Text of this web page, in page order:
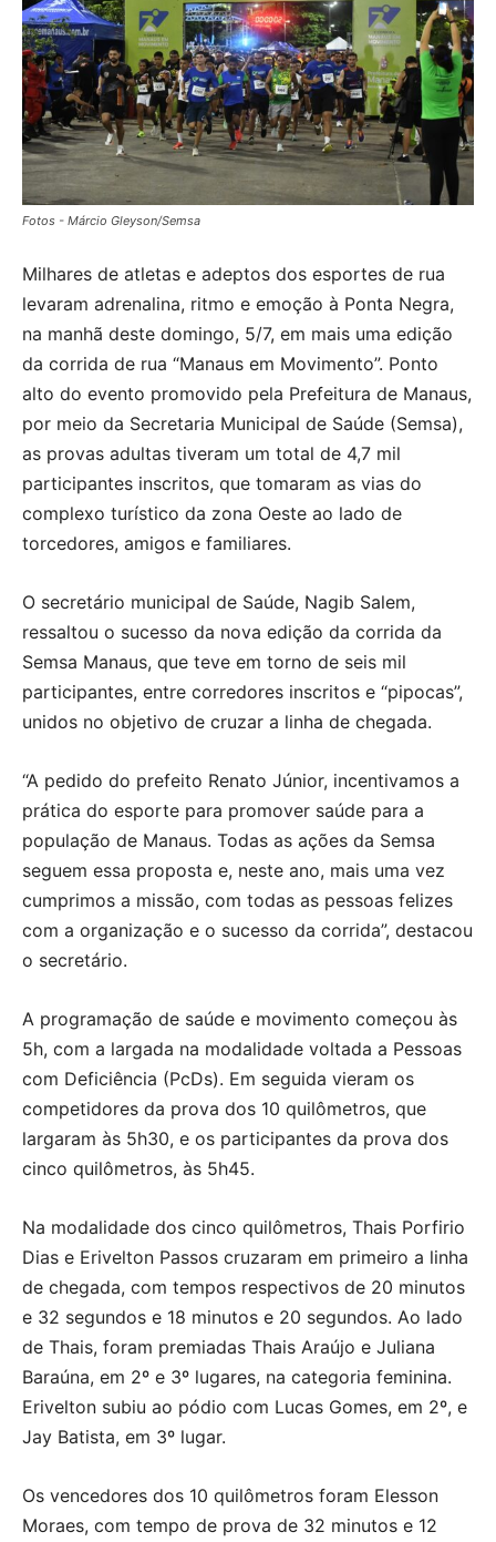
Fotos - Márcio Gleyson/Semsa
Milhares de atletas e adeptos dos esportes de rua
levaram adrenalina, ritmo e emoção à Ponta Negra,
na manhã deste domingo, 5/7, em mais uma edição
da corrida de rua “Manaus em Movimento”. Ponto
alto do evento promovido pela Prefeitura de Manaus,
por meio da Secretaria Municipal de Saúde (Semsa),
as provas adultas tiveram um total de 4,7 mil
participantes inscritos, que tomaram as vias do
complexo turístico da zona Oeste ao lado de
torcedores, amigos e familiares.
O secretário municipal de Saúde, Nagib Salem,
ressaltou o sucesso da nova edição da corrida da
Semsa Manaus, que teve em torno de seis mil
participantes, entre corredores inscritos e “pipocas”,
unidos no objetivo de cruzar a linha de chegada.
“A pedido do prefeito Renato Júnior, incentivamos a
prática do esporte para promover saúde para a
população de Manaus. Todas as ações da Semsa
seguem essa proposta e, neste ano, mais uma vez
cumprimos a missão, com todas as pessoas felizes
com a organização e o sucesso da corrida”, destacou
o secretário.
A programação de saúde e movimento começou às
5h, com a largada na modalidade voltada a Pessoas
com Deficiência (PcDs). Em seguida vieram os
competidores da prova dos 10 quilômetros, que
largaram às 5h30, e os participantes da prova dos
cinco quilômetros, às 5h45.
Na modalidade dos cinco quilômetros, Thais Porfirio
Dias e Erivelton Passos cruzaram em primeiro a linha
de chegada, com tempos respectivos de 20 minutos
e 32 segundos e 18 minutos e 20 segundos. Ao lado
de Thais, foram premiadas Thais Araújo e Juliana
Baraúna, em 2º e 3º lugares, na categoria feminina.
Erivelton subiu ao pódio com Lucas Gomes, em 2º, e
Jay Batista, em 3º lugar.
Os vencedores dos 10 quilômetros foram Elesson
Moraes, com tempo de prova de 32 minutos e 12